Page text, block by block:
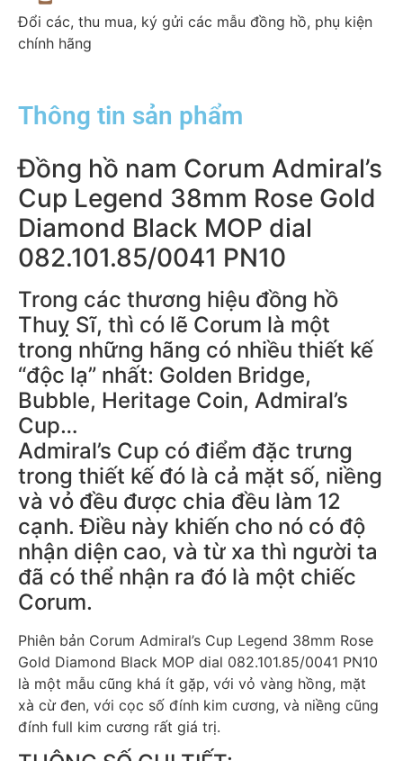
Đổi các, thu mua, ký gửi các mẫu đồng hồ, phụ kiện
chính hãng
Thông tin sản phẩm
Đồng hồ nam Corum Admiral’s
Cup Legend 38mm Rose Gold
Diamond Black MOP dial
082.101.85/0041 PN10
Trong các thương hiệu đồng hồ
Thuỵ Sĩ, thì có lẽ Corum là một
trong những hãng có nhiều thiết kế
“độc lạ” nhất: Golden Bridge,
Bubble, Heritage Coin, Admiral’s
Cup…
Admiral’s Cup có điểm đặc trưng
trong thiết kế đó là cả mặt số, niềng
và vỏ đều được chia đều làm 12
cạnh. Điều này khiến cho nó có độ
nhận diện cao, và từ xa thì người ta
đã có thể nhận ra đó là một chiếc
Corum.
Phiên bản Corum Admiral’s Cup Legend 38mm Rose
Gold Diamond Black MOP dial 082.101.85/0041 PN10
là một mẫu cũng khá ít gặp, với vỏ vàng hồng, mặt
xà cừ đen, với cọc số đính kim cương, và niềng cũng
đính full kim cương rất giá trị.